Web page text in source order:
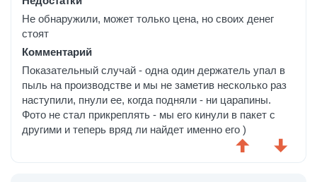
Не обнаружили, может только цена, но своих денег
стоят
Комментарий
Показательный случай - одна один держатель упал в
пыль на производстве и мы не заметив несколько раз
наступили, пнули ее, когда подняли - ни царапины.
Фото не стал прикреплять - мы его кинули в пакет с
другими и теперь вряд ли найдет именно его )